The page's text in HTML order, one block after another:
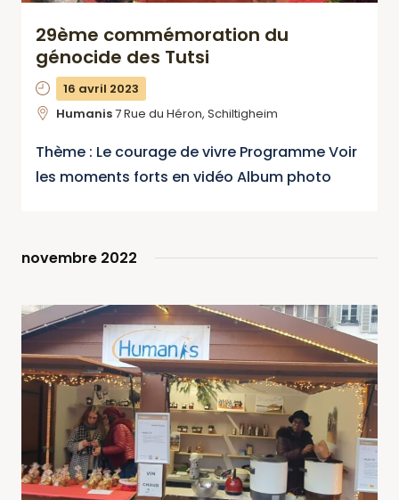
29ème commémoration du
génocide des Tutsi
16 avril 2023
Humanis7 Rue du Héron, Schiltigheim
Thème : Le courage de vivre Programme Voir
les moments forts en vidéo Album photo
novembre 2022